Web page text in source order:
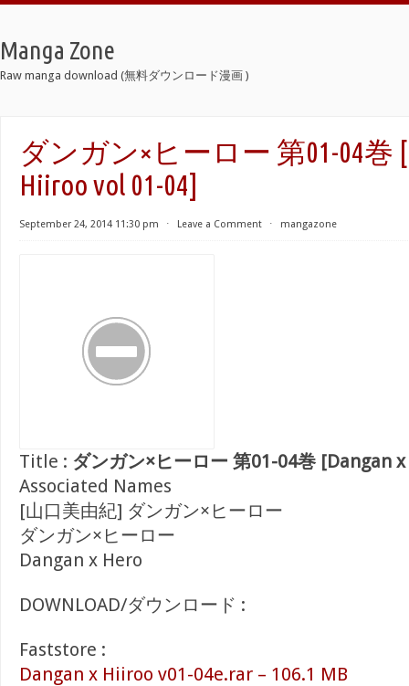
Manga Zone
Raw manga download (無料ダウンロード漫画 )
ダンガン×ヒーロー 第01-04巻
Hiiroo vol 01-04]
September 24, 2014 11:30 pm ⋅ Leave a Comment ⋅ mangazone
Title : ダンガン×ヒーロー 第01-04巻 [Dangan
Associated Names
[山口美由紀] ダンガン×ヒーロー
ダンガン×ヒーロー
Dangan x Hero
DOWNLOAD/ダウンロード :
Faststore :
Dangan x Hiiroo v01-04e.rar – 106.1 MB